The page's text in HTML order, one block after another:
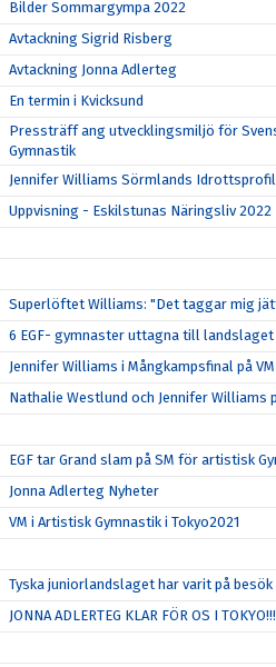
Bilder Sommargympa 2022
Avtackning Sigrid Risberg
Avtackning Jonna Adlerteg
En termin i Kvicksund
Pressträff ang utvecklingsmiljö för
Gymnastik
Jennifer Williams Sörmlands
Uppvisning - Eskilstunas Näringsliv 2022
Superlöftet Williams: "Det taggar mig
6 EGF- gymnaster uttagna till landslaget
Jennifer Williams i Mångkampsfinal på VM
Nathalie Westlund och Jennifer Williams
EGF tar Grand slam på SM för artistisk
Jonna Adlerteg Nyheter
VM i Artistisk Gymnastik i Tokyo2021
Tyska juniorlandslaget har varit på
JONNA ADLERTEG KLAR FÖR OS I TOKYO!!!